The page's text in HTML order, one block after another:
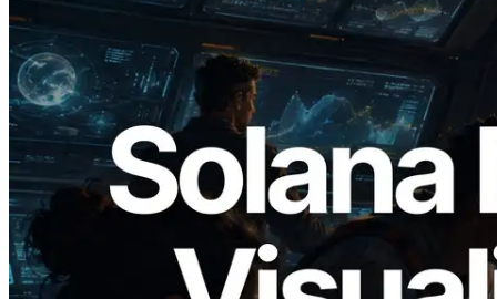
2026.05.24
Validators Solutions lance le Solana Block
Analyzer — Visualisation du temps de